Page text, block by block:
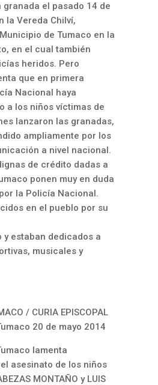
el pasado 14 de
la Vereda Chilví,
de Tumaco en la
en el cual también
heridos. Pero
que en primera
Nacional haya
a los niños víctimas de
lanzaron las granadas,
ampliamente por los
a nivel nacional.
de crédito dadas a
ponen muy en duda
la Policía Nacional.
en el pueblo por su
y estaban dedicados a
musicales y
/ CURIA EPISCOPAL
20 de mayo 2014
lamenta
asesinato de los niños
MONTAÑO y LUIS